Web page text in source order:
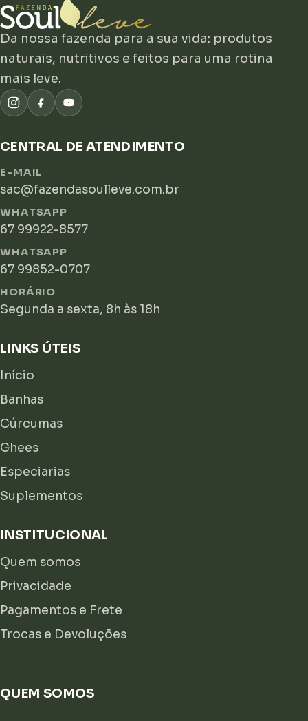
Da nossa fazenda para a sua vida: produtos
naturais, nutritivos e feitos para uma rotina
mais leve.
CENTRAL DE ATENDIMENTO
E-MAIL
sac@fazendasoulleve.com.br
WHATSAPP
67 99922-8577
WHATSAPP
67 99852-0707
HORÁRIO
Segunda a sexta, 8h às 18h
LINKS ÚTEIS
Início
Banhas
Cúrcumas
Ghees
Especiarias
Suplementos
INSTITUCIONAL
Quem somos
Privacidade
Pagamentos e Frete
Trocas e Devoluções
QUEM SOMOS